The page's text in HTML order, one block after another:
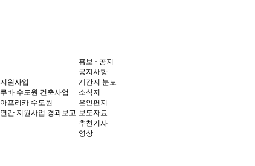
지원사업
쿠바 수도원 건축사업
아프리카 수도원
연간 지원사업 경과보고
홍보 · 공지
공지사항
계간지 분도
소식지
은인편지
보도자료
추천기사
영상